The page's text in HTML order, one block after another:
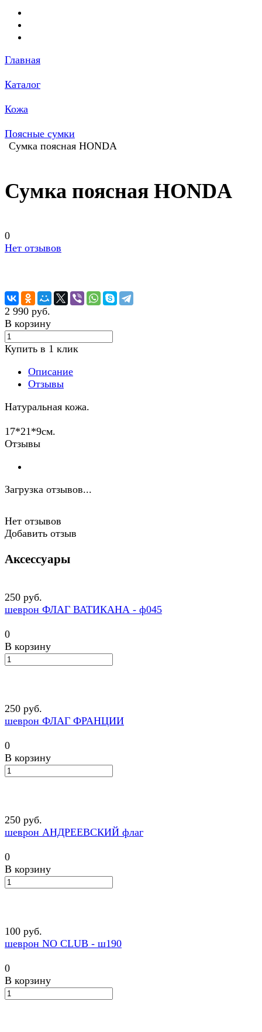
Главная
Каталог
Кожа
Поясные сумки
Сумка поясная HONDA
Сумка поясная HONDA
0
Нет отзывов
2 990 руб.
В корзину
Купить в 1 клик
Описание
Отзывы
Натуральная кожа.
17*21*9см.
Отзывы
Загрузка отзывов...
Нет отзывов
Добавить отзыв
Аксессуары
250 руб.
шеврон ФЛАГ ВАТИКАНА - ф045
0
В корзину
250 руб.
шеврон ФЛАГ ФРАНЦИИ
0
В корзину
250 руб.
шеврон АНДРЕЕВСКИЙ флаг
0
В корзину
100 руб.
шеврон NO CLUB - ш190
0
В корзину